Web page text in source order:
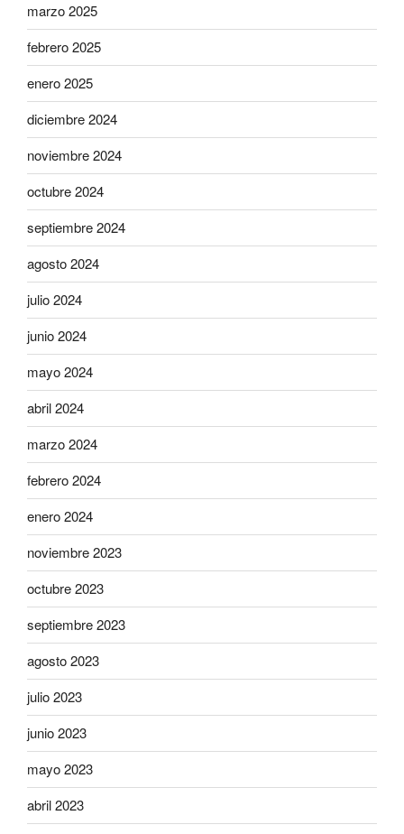
marzo 2025
febrero 2025
enero 2025
diciembre 2024
noviembre 2024
octubre 2024
septiembre 2024
agosto 2024
julio 2024
junio 2024
mayo 2024
abril 2024
marzo 2024
febrero 2024
enero 2024
noviembre 2023
octubre 2023
septiembre 2023
agosto 2023
julio 2023
junio 2023
mayo 2023
abril 2023